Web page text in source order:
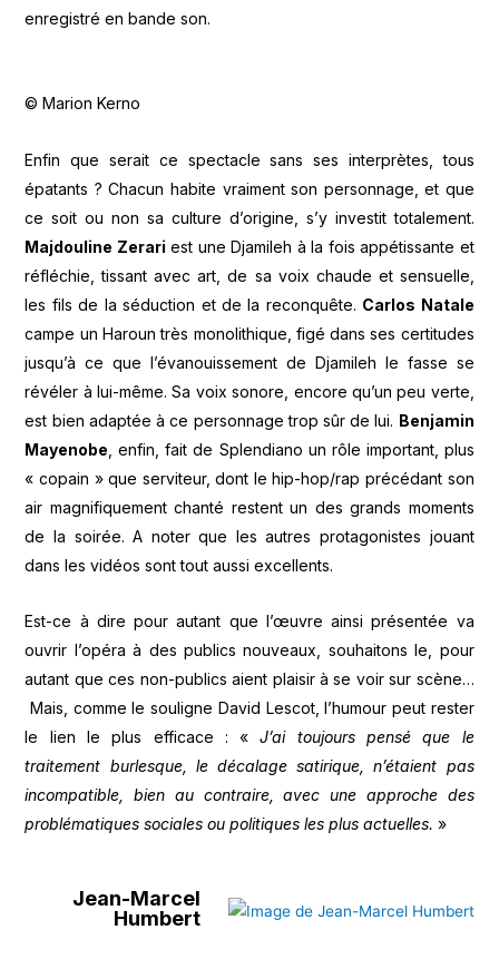
enregistré en bande son.
© Marion Kerno
Enfin que serait ce spectacle sans ses interprètes, tous
épatants ? Chacun habite vraiment son personnage, et que
ce soit ou non sa culture d’origine, s’y investit totalement.
Majdouline Zerari est une Djamileh à la fois appétissante et
réfléchie, tissant avec art, de sa voix chaude et sensuelle,
les fils de la séduction et de la reconquête. Carlos Natale
campe un Haroun très monolithique, figé dans ses certitudes
jusqu’à ce que l’évanouissement de Djamileh le fasse se
révéler à lui-même. Sa voix sonore, encore qu’un peu verte,
est bien adaptée à ce personnage trop sûr de lui. Benjamin
Mayenobe , enfin, fait de Splendiano un rôle important, plus
« copain » que serviteur, dont le hip-hop/rap précédant son
air magnifiquement chanté restent un des grands moments
de la soirée. A noter que les autres protagonistes jouant
dans les vidéos sont tout aussi excellents.
Est-ce à dire pour autant que l’œuvre ainsi présentée va
ouvrir l’opéra à des publics nouveaux, souhaitons le, pour
autant que ces non-publics aient plaisir à se voir sur scène…
Mais, comme le souligne David Lescot, l’humour peut rester
le lien le plus efficace : « J’ai toujours pensé que le
traitement burlesque, le décalage satirique, n’étaient pas
incompatible, bien au contraire, avec une approche des
problématiques sociales ou politiques les plus actuelles. »
Jean-Marcel
Humbert